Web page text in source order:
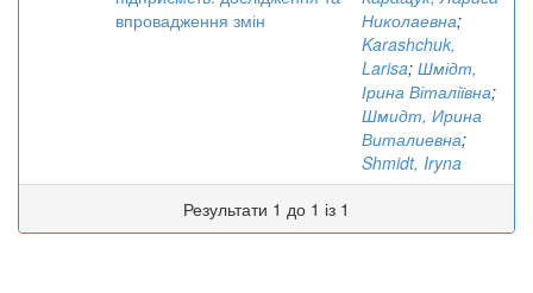
впровадження змін
Николаевна;
Karashchuk,
Larisa; Шмідт,
Ірина Віталіївна;
Шмидт, Ирина
Виталиевна;
Shmidt, Iryna
Результати 1 до 1 із 1